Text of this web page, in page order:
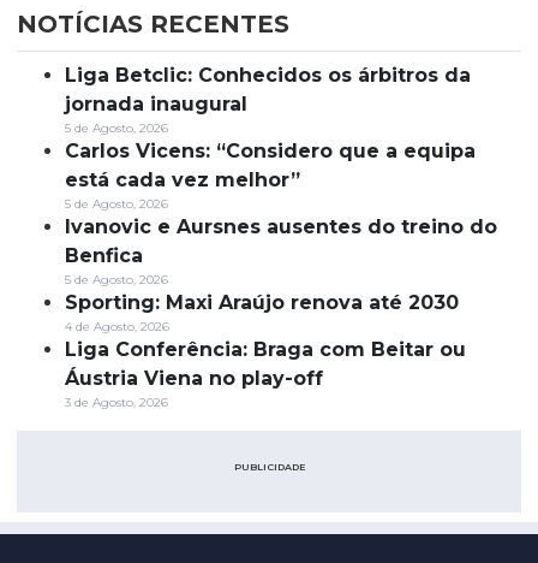
NOTÍCIAS RECENTES
Liga Betclic: Conhecidos os árbitros da
jornada inaugural
5 de Agosto, 2026
Carlos Vicens: “Considero que a equipa
está cada vez melhor”
5 de Agosto, 2026
Ivanovic e Aursnes ausentes do treino do
Benfica
5 de Agosto, 2026
Sporting: Maxi Araújo renova até 2030
4 de Agosto, 2026
Liga Conferência: Braga com Beitar ou
Áustria Viena no play-off
3 de Agosto, 2026
PUBLICIDADE